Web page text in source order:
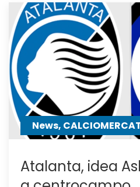
2-
1:
la
Dea
non
sfigura,
ma
perde
contro
gli
News,
Atalanta, idea